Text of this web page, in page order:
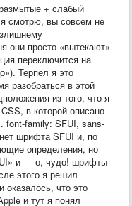
+ слабый
я смотрю, вы совсем не
они просто «вытекают»
переключится на
Терпел я это
разобраться в этой
из того, что я
в которой описано
font-family: SFUI, sans-
шрифта SFUI и, по
определения, но
и — о, чудо! шрифты
этого я решил
оказалось, что это
и тут я понял